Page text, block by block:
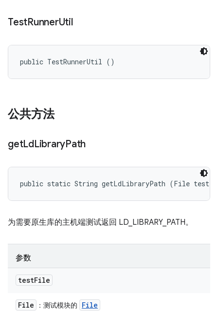
TestRunnerUtil
public TestRunnerUtil ()
公共方法
getLdLibraryPath
public static String getLdLibraryPath (File
为需要原生库的主机端测试返回 LD_LIBRARY_PATH。
参数
testFile
File ：测试模块的 File